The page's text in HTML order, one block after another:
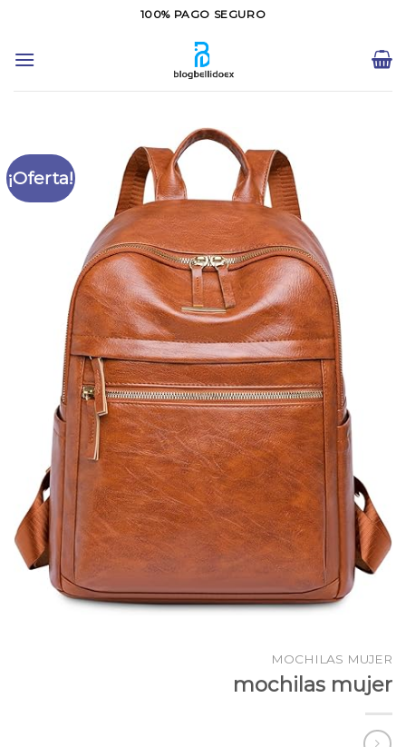
contenido
100% PAGO SEGURO
¡Oferta!
MOCHILAS MUJER
mochilas mujer